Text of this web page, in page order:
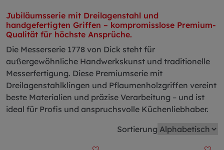
Jubiläumsserie mit Dreilagenstahl und
handgefertigten Griffen – kompromisslose Premium-
Qualität für höchste Ansprüche.
Die Messerserie 1778 von Dick steht für
außergewöhnliche Handwerkskunst und traditionelle
Messerfertigung. Diese Premiumserie mit
Dreilagenstahlklingen und Pflaumenholzgriffen vereint
beste Materialien und präzise Verarbeitung – und ist
ideal für Profis und anspruchsvolle Küchenliebhaber.
Sortierung